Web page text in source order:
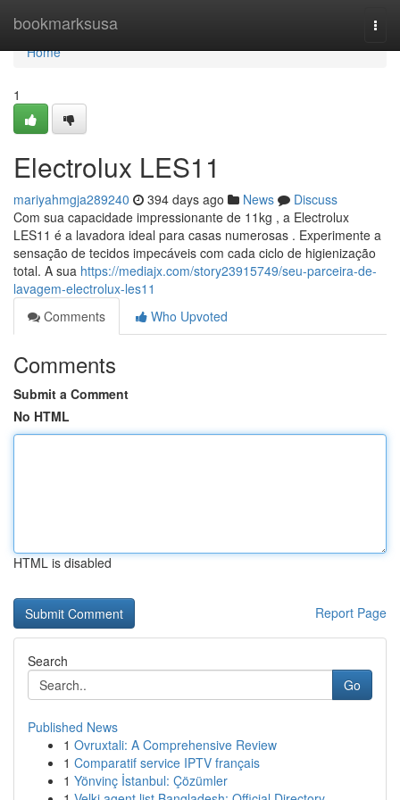
bookmarksusa
Home
Home
1
Electrolux LES11
mariyahmgja289240 394 days ago News
Discuss
Com sua capacidade impressionante de 11kg , a Electrolux
LES11 é a lavadora ideal para casas numerosas . Experimente a
sensação de tecidos impecáveis com cada ciclo de higienização
total. A sua https://mediajx.com/story23915749/seu-parceira-de-
lavagem-electrolux-les11
Comments
Who Upvoted
Comments
Submit a Comment
No HTML
HTML is disabled
Report Page
Search
Go
Published News
1 Ovruxtali: A Comprehensive Review
1 Comparatif service IPTV français
1 Yönvinç İstanbul: Çözümler